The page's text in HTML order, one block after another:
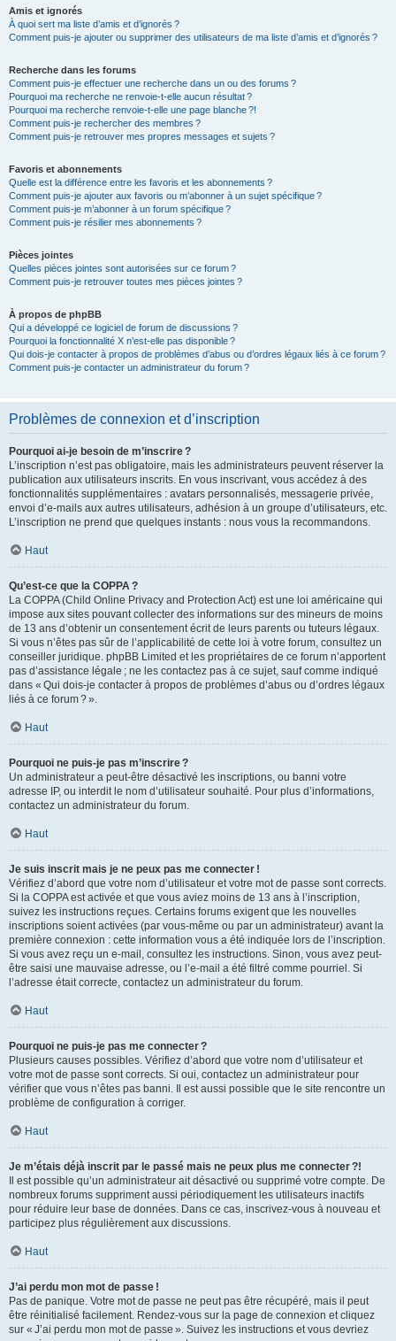
Amis et ignorés
À quoi sert ma liste d’amis et d’ignorés ?
Comment puis-je ajouter ou supprimer des utilisateurs de ma liste d’amis et d’ignorés ?
Recherche dans les forums
Comment puis-je effectuer une recherche dans un ou des forums ?
Pourquoi ma recherche ne renvoie-t-elle aucun résultat ?
Pourquoi ma recherche renvoie-t-elle une page blanche ?!
Comment puis-je rechercher des membres ?
Comment puis-je retrouver mes propres messages et sujets ?
Favoris et abonnements
Quelle est la différence entre les favoris et les abonnements ?
Comment puis-je ajouter aux favoris ou m’abonner à un sujet spécifique ?
Comment puis-je m’abonner à un forum spécifique ?
Comment puis-je résilier mes abonnements ?
Pièces jointes
Quelles pièces jointes sont autorisées sur ce forum ?
Comment puis-je retrouver toutes mes pièces jointes ?
À propos de phpBB
Qui a développé ce logiciel de forum de discussions ?
Pourquoi la fonctionnalité X n’est-elle pas disponible ?
Qui dois-je contacter à propos de problèmes d’abus ou d’ordres légaux liés à ce forum ?
Comment puis-je contacter un administrateur du forum ?
Problèmes de connexion et d’inscription
Pourquoi ai-je besoin de m’inscrire ?
L’inscription n’est pas obligatoire, mais les administrateurs peuvent réserver la
publication aux utilisateurs inscrits. En vous inscrivant, vous accédez à des
fonctionnalités supplémentaires : avatars personnalisés, messagerie privée,
envoi d’e-mails aux autres utilisateurs, adhésion à un groupe d’utilisateurs, etc.
L’inscription ne prend que quelques instants : nous vous la recommandons.
Haut
Qu’est-ce que la COPPA ?
La COPPA (Child Online Privacy and Protection Act) est une loi américaine qui
impose aux sites pouvant collecter des informations sur des mineurs de moins
de 13 ans d’obtenir un consentement écrit de leurs parents ou tuteurs légaux.
Si vous n’êtes pas sûr de l’applicabilité de cette loi à votre forum, consultez un
conseiller juridique. phpBB Limited et les propriétaires de ce forum n’apportent
pas d’assistance légale ; ne les contactez pas à ce sujet, sauf comme indiqué
dans « Qui dois-je contacter à propos de problèmes d’abus ou d’ordres légaux
liés à ce forum ? ».
Haut
Pourquoi ne puis-je pas m’inscrire ?
Un administrateur a peut-être désactivé les inscriptions, ou banni votre
adresse IP, ou interdit le nom d’utilisateur souhaité. Pour plus d’informations,
contactez un administrateur du forum.
Haut
Je suis inscrit mais je ne peux pas me connecter !
Vérifiez d’abord que votre nom d’utilisateur et votre mot de passe sont corrects.
Si la COPPA est activée et que vous aviez moins de 13 ans à l’inscription,
suivez les instructions reçues. Certains forums exigent que les nouvelles
inscriptions soient activées (par vous-même ou par un administrateur) avant la
première connexion : cette information vous a été indiquée lors de l’inscription.
Si vous avez reçu un e-mail, consultez les instructions. Sinon, vous avez peut-
être saisi une mauvaise adresse, ou l’e-mail a été filtré comme pourriel. Si
l’adresse était correcte, contactez un administrateur du forum.
Haut
Pourquoi ne puis-je pas me connecter ?
Plusieurs causes possibles. Vérifiez d’abord que votre nom d’utilisateur et
votre mot de passe sont corrects. Si oui, contactez un administrateur pour
vérifier que vous n’êtes pas banni. Il est aussi possible que le site rencontre un
problème de configuration à corriger.
Haut
Je m’étais déjà inscrit par le passé mais ne peux plus me connecter ?!
Il est possible qu’un administrateur ait désactivé ou supprimé votre compte. De
nombreux forums suppriment aussi périodiquement les utilisateurs inactifs
pour réduire leur base de données. Dans ce cas, inscrivez-vous à nouveau et
participez plus régulièrement aux discussions.
Haut
J’ai perdu mon mot de passe !
Pas de panique. Votre mot de passe ne peut pas être récupéré, mais il peut
être réinitialisé facilement. Rendez-vous sur la page de connexion et cliquez
sur « J’ai perdu mon mot de passe ». Suivez les instructions et vous devriez